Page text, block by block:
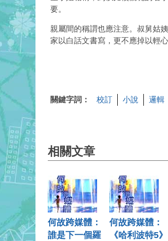
要。
親屬間的稱謂也應注意。叔舅姑
家以白話文書寫，更不應掉以輕心
關鍵字詞： 校訂 小說 邏輯
相關文章
何故跨媒體：
誰是下一個羅
何故跨媒體：
《哈利波特5》